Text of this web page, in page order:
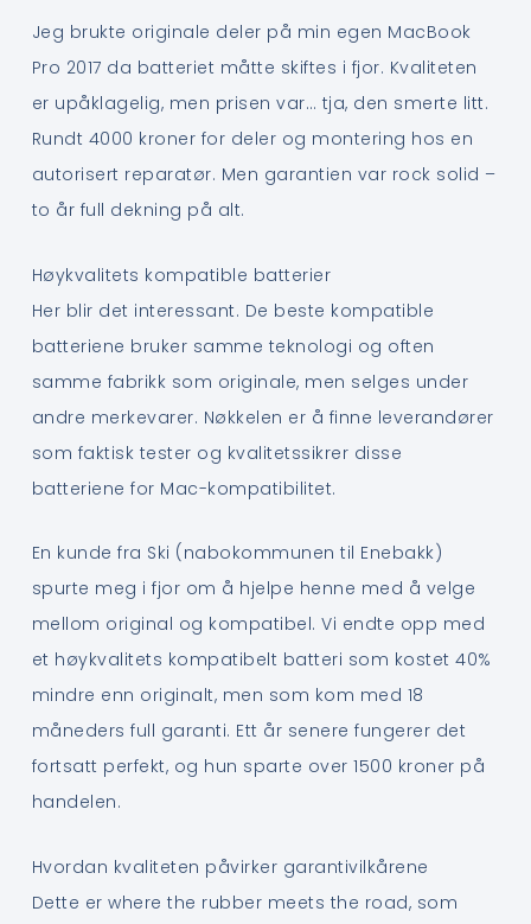
Jeg brukte originale deler på min egen MacBook
Pro 2017 da batteriet måtte skiftes i fjor. Kvaliteten
er upåklagelig, men prisen var… tja, den smerte litt.
Rundt 4000 kroner for deler og montering hos en
autorisert reparatør. Men garantien var rock solid –
to år full dekning på alt.
Høykvalitets kompatible batterier
Her blir det interessant. De beste kompatible
batteriene bruker samme teknologi og often
samme fabrikk som originale, men selges under
andre merkevarer. Nøkkelen er å finne leverandører
som faktisk tester og kvalitetssikrer disse
batteriene for Mac-kompatibilitet.
En kunde fra Ski (nabokommunen til Enebakk)
spurte meg i fjor om å hjelpe henne med å velge
mellom original og kompatibel. Vi endte opp med
et høykvalitets kompatibelt batteri som kostet 40%
mindre enn originalt, men som kom med 18
måneders full garanti. Ett år senere fungerer det
fortsatt perfekt, og hun sparte over 1500 kroner på
handelen.
Hvordan kvaliteten påvirker garantivilkårene
Dette er where the rubber meets the road, som